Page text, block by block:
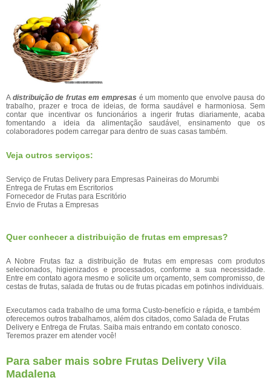
A distribuição de frutas em empresas é um momento que envolve pausa do
trabalho, prazer e troca de ideias, de forma saudável e harmoniosa. Sem
contar que incentivar os funcionários a ingerir frutas diariamente, acaba
fomentando a ideia da alimentação saudável, ensinamento que os
colaboradores podem carregar para dentro de suas casas também.
Veja outros serviços:
Serviço de Frutas Delivery para Empresas Paineiras do Morumbi
Entrega de Frutas em Escritorios
Fornecedor de Frutas para Escritório
Envio de Frutas a Empresas
Quer conhecer a distribuição de frutas em empresas?
A Nobre Frutas faz a distribuição de frutas em empresas com produtos
selecionados, higienizados e processados, conforme a sua necessidade.
Entre em contato agora mesmo e solicite um orçamento, sem compromisso, de
cestas de frutas, salada de frutas ou de frutas picadas em potinhos individuais.
Executamos cada trabalho de uma forma Custo-benefício e rápida, e também
oferecemos outros trabalhamos, além dos citados, como Salada de Frutas
Delivery e Entrega de Frutas. Saiba mais entrando em contato conosco.
Teremos prazer em atender você!
Para saber mais sobre Frutas Delivery Vila
Madalena